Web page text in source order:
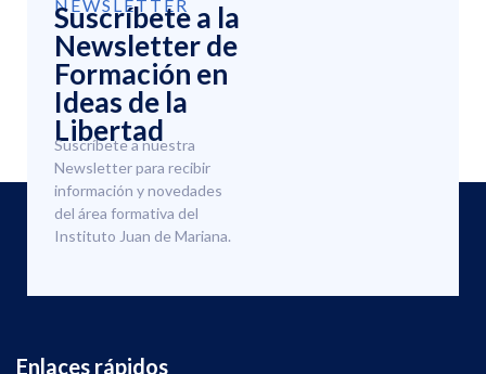
NEWSLETTER
Suscríbete a la
Newsletter de
Formación en
Ideas de la
Libertad
Suscríbete a nuestra
Newsletter para recibir
información y novedades
del área formativa del
Instituto Juan de Mariana.
Enlaces rápidos